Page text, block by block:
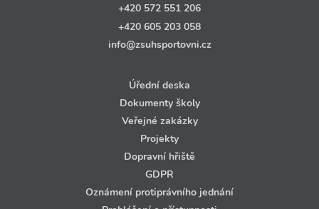
+420 572 551 206
+420 605 203 058
info@zsuhsportovni.cz
Úřední deska
Dokumenty školy
Veřejné zakázky
Projekty
Dopravní hřiště
GDPR
Oznámení protiprávního jednání